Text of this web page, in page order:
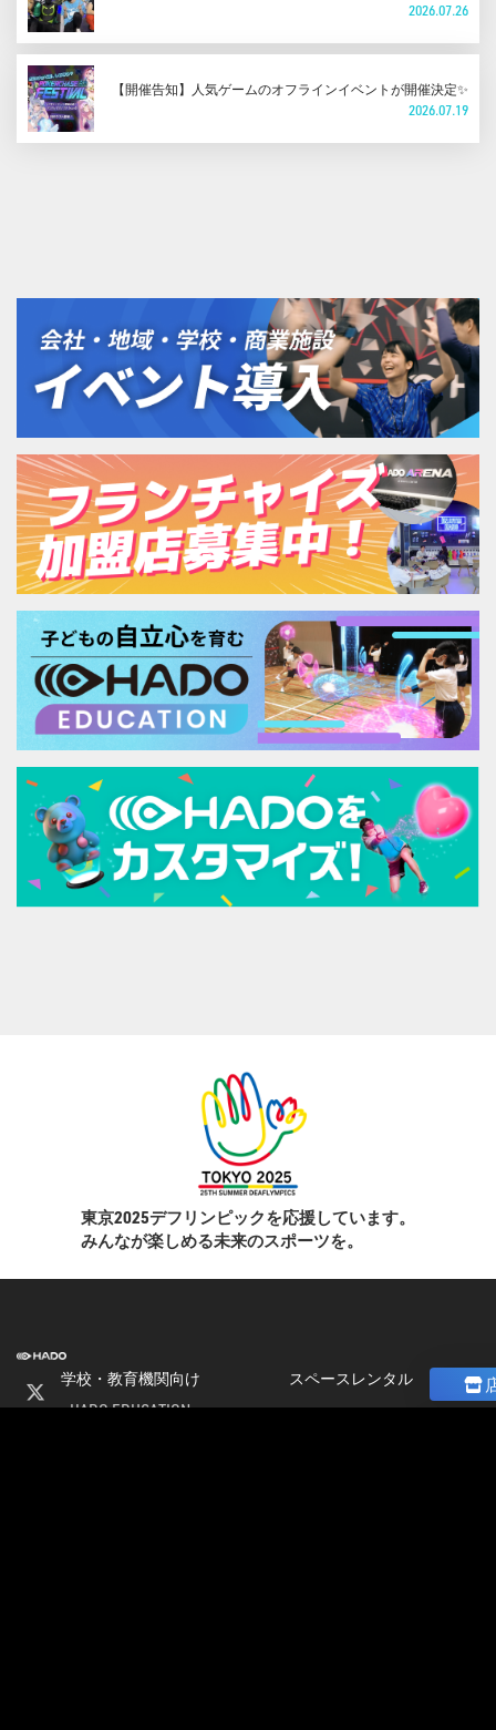
2026.07.26
【開催告知】人気ゲームのオフラインイベントが開催決定✨
2026.07.19
東京2025デフリンピックを応援しています。
みんなが楽しめる未来のスポーツを。
学校・教育機関向け
HADO EDUCATION
スペースレンタル